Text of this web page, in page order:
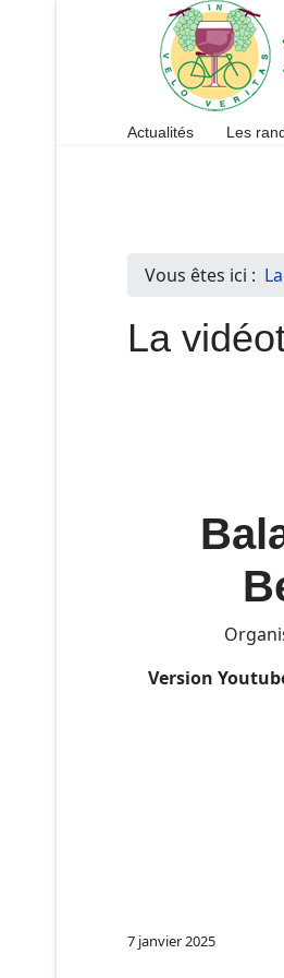
Actualités Les
Vous êtes ici :
La
Version
7 janvier 2025